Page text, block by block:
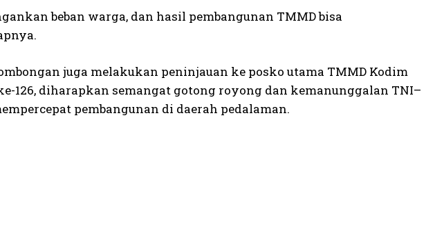
beban warga, dan hasil pembangunan TMMD bisa
juga melakukan peninjauan ke posko utama TMMD Kodim
126, diharapkan semangat gotong royong dan kemanunggalan TNI–
pembangunan di daerah pedalaman.